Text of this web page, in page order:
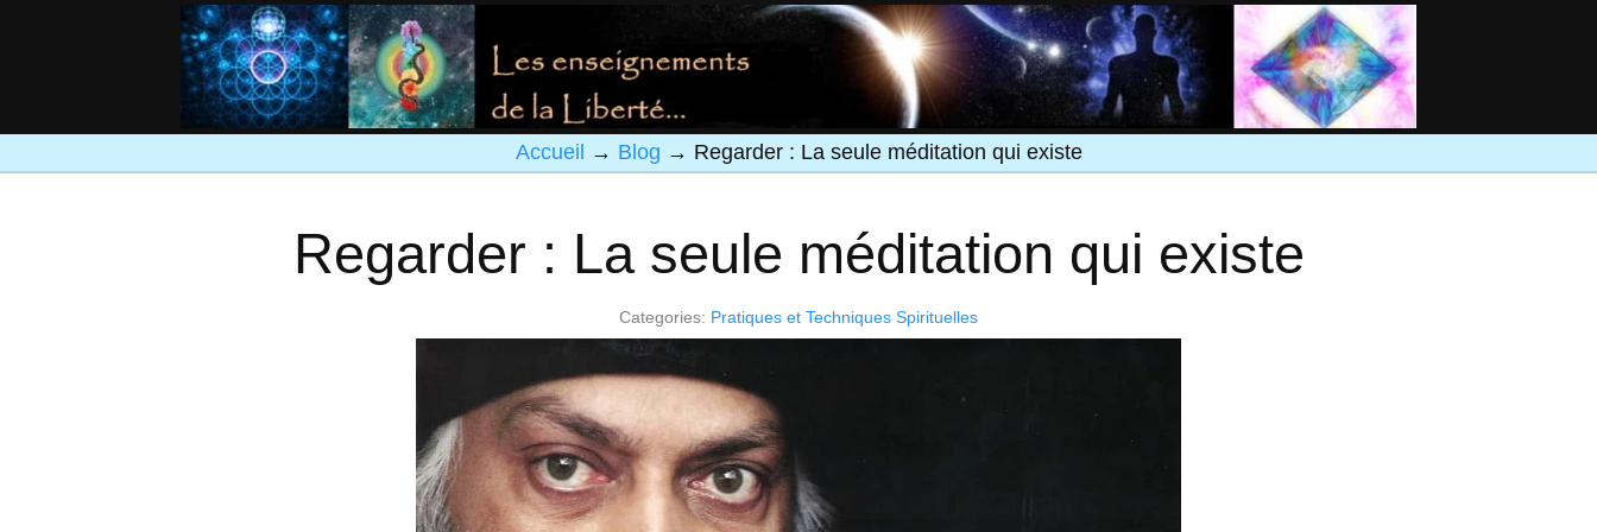
Accueil → Blog → Regarder : La seule méditation qui existe
Regarder : La seule méditation qui existe
Categories: Pratiques et Techniques Spirituelles